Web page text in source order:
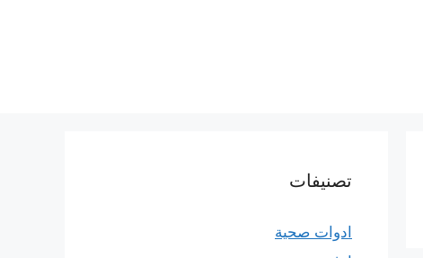
تصنيفات
ادوات صحية